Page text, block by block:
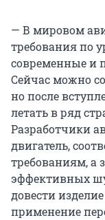
— В мировом
требования по
современные и
Сейчас можно
но после
летать в ряд
Разработчики
двигатель,
требованиям, а
эффективных
довести
применение